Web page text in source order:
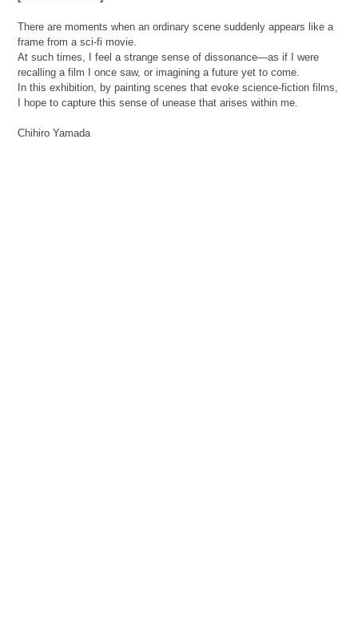
There are moments when an ordinary scene suddenly appears like a
frame from a sci-fi movie.
At such times, I feel a strange sense of dissonance—as if I were
recalling a film I once saw, or imagining a future yet to come.
In this exhibition, by painting scenes that evoke science-fiction films,
I hope to capture this sense of unease that arises within me.
Chihiro Yamada